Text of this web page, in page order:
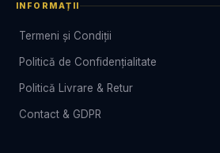
INFORMAȚII
Termeni și Condiții
Politică de Confidențialitate
Politică Livrare & Retur
Contact & GDPR